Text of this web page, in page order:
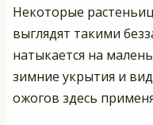
Некоторые
выглядят такими
натыкается на
зимние укрытия и
ожогов здесь